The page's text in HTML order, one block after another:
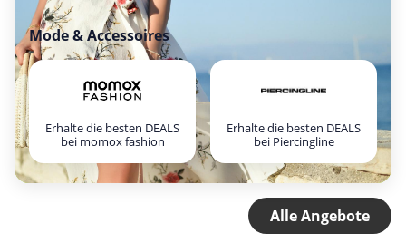
Mode & Accessoires
Erhalte die besten DEALS
bei momox fashion
Erhalte die besten DEALS
bei Piercingline
Alle Angebote